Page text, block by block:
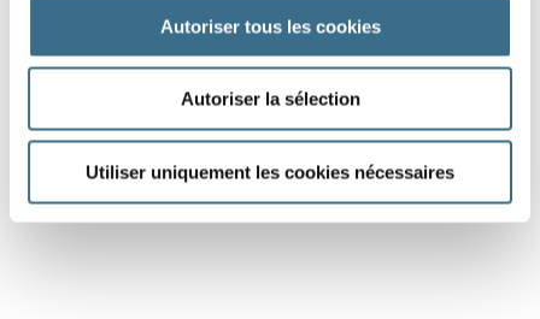
Autoriser tous les cookies
Autoriser la sélection
Utiliser uniquement les cookies nécessaires